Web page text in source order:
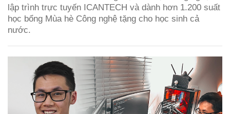
lập trình trực tuyến ICANTECH và dành hơn 1.200 suất
học bổng Mùa hè Công nghệ tặng cho học sinh cả
nước.